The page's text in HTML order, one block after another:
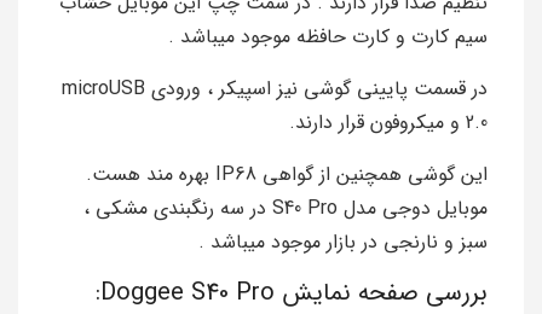
سیم کارت و کارت حافظه موجود میباشد .
در قسمت پایینی گوشی نیز اسپیکر ، ورودی microUSB
2.0 و میکروفون قرار دارند.
این گوشی همچنین از گواهی IP68 بهره مند هست.
موبایل دوجی مدل S40 Pro در سه رنگبندی مشکی ،
سبز و نارنجی در بازار موجود میباشد .
بررسی صفحه نمایش Doggee S40 Pro: